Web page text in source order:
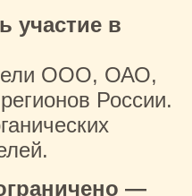
участие в
ООО, ОАО,
России.
—